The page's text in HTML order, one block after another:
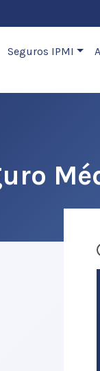
Seguros IPMI